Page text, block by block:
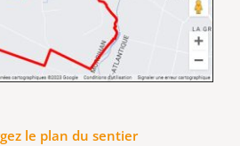
le plan du sentier